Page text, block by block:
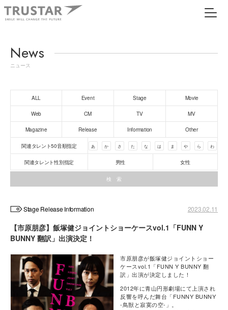
News
ニュース
ALL Event Stage Movie
Web CM TV MV
Magazine Release Information Other
関連タレント50音順指定 あ か さ た な は ま や ら わ
関連タレント性別指定 男性 女性
Stage Release Information 2023.02.11
【市原朋彦】飯塚健ジョイントショーケースvol.1「FUNN Y
BUNNY 翻訳」出演決定！
市原朋彦が飯塚健ジョイントショー
ケースvol.1「FUNN Y BUNNY 翻
訳」出演が決定しました！
2012年に青山円形劇場にて上演され
反響を呼んだ舞台「FUNNY BUNNY
-鳥獣と寂寞の空-」。